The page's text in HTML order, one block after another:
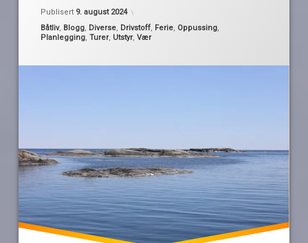
Publisert 9. august 2024
Kategorier:
Båtliv, Blogg, Diverse, Drivstoff, Ferie, Oppussing,
Planlegging,Turer, Utstyr,Vær
oppussing
skrogtrekk